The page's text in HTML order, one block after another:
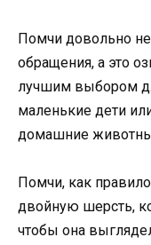
Помчи довольно
обращения, а это
лучшим выбором
маленькие дети
домашние
Помчи, как
двойную шерсть,
чтобы она